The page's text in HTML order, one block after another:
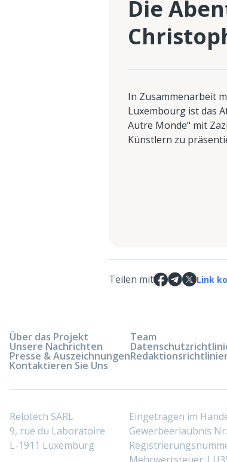
Die
In Zusammenarbeit
Luxembourg ist das
Autre Monde" mit
Künstlern zu
Teilen mit Link
Über das Projekt
Unsere Nachrichten
Presse & Auszeichnungen
Kontaktieren Sie Uns
Team
Relotech SARL
9, rue du Laboratoire
L-1911 Luxemburg
Eingetragen im
Gewerbeerlaubnis